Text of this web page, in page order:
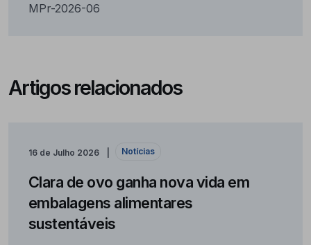
MPr-2026-06
Artigos relacionados
16 de Julho 2026 Notícias
Clara de ovo ganha nova vida em
embalagens alimentares
sustentáveis